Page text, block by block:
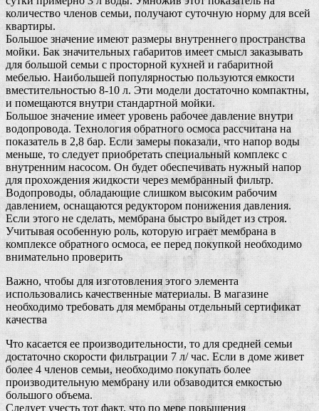
количество членов семьи, получают суточную норму для всей
квартиры.
Большое значение имеют размеры внутреннего пространства
мойки. Бак значительных габаритов имеет смысл заказывать
для большой семьи с просторной кухней и габаритной
мебелью. Наибольшей популярностью пользуются емкости
вместительностью 8-10 л. Эти модели достаточно компактны,
и помещаются внутри стандартной мойки.
Большое значение имеет уровень рабочее давление внутри
водопровода. Технология обратного осмоса рассчитана на
показатель в 2,8 бар. Если замеры показали, что напор воды
меньше, то следует приобретать специальный комплекс с
внутренним насосом. Он будет обеспечивать нужный напор
для прохождения жидкости через мембранный фильтр.
Водопроводы, обладающие слишком высоким рабочим
давлением, оснащаются редуктором понижения давления.
Если этого не сделать, мембрана быстро выйдет из строя.
Учитывая особенную роль, которую играет мембрана в
комплексе обратного осмоса, ее перед покупкой необходимо
внимательно проверить
Важно, чтобы для изготовления этого элемента
использовались качественные материалы. В магазине
необходимо требовать для мембраны отдельный сертификат
качества
Что касается ее производительности, то для средней семьи
достаточно скорости фильтрации 7 л/ час. Если в доме живет
более 4 членов семьи, необходимо покупать более
производительную мембрану или обзаводится емкостью
большого объема.
Следует учесть тот факт, что по мере повышения